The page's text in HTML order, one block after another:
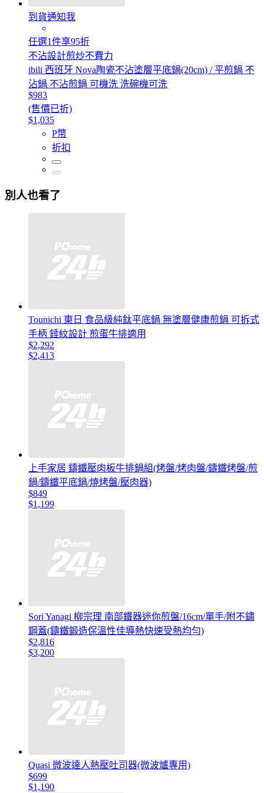
到貨通知我
任選1件享95折
不沾設計煎炒不費力
ibili 西班牙 Nova陶瓷不沾塗層平底鍋(20cm) / 平煎鍋 不
沾鍋 不沾煎鍋 可機洗 洗碗機可洗
$983
(售價已折)
$1,035
P幣
折扣
別人也看了
Tounichi 東日 食品級純鈦平底鍋 無塗層健康煎鍋 可拆式
手柄 錘紋設計 煎蛋牛排適用
$2,292
$2,413
上手家居 鑄鐵壓肉板牛排鍋組(烤盤/烤肉盤/鑄鐵烤盤/煎
鍋/鑄鐵平底鍋/燒烤盤/壓肉器)
$849
$1,199
Sori Yanagi 柳宗理 南部鐵器迷你煎盤/16cm/單手/附不鏽
鋼蓋(鑄鐵鍛造保溫性佳導熱快速受熱均勻)
$2,816
$3,200
Quasi 微波達人熱壓吐司器(微波爐專用)
$699
$1,190